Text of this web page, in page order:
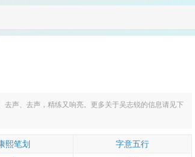
去声、去声，精练又响亮。更多关于吴志锐的信息请见下
熙笔划
字意五行